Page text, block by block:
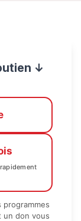
↓
un don vous